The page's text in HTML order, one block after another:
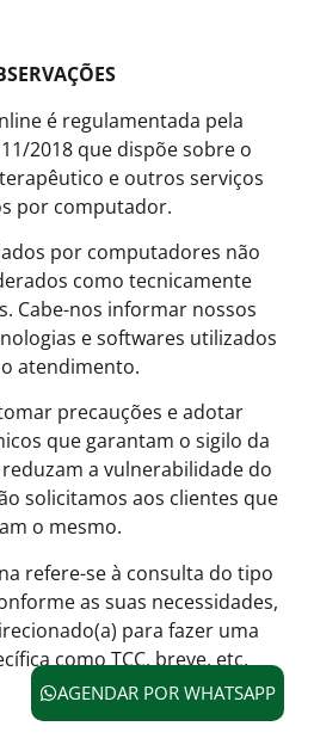
é regulamentada pela
11/2018 que dispõe sobre o
e outros serviços
por computador.
por computadores não
como tecnicamente
Cabe-nos informar nossos
e softwares utilizados
atendimento.
precauções e adotar
que garantam o sigilo da
a vulnerabilidade do
solicitamos aos clientes que
o mesmo.
refere-se à consulta do tipo
as suas necessidades,
para fazer uma
como TCC, breve, etc.
AGENDAR POR WHATSAPP